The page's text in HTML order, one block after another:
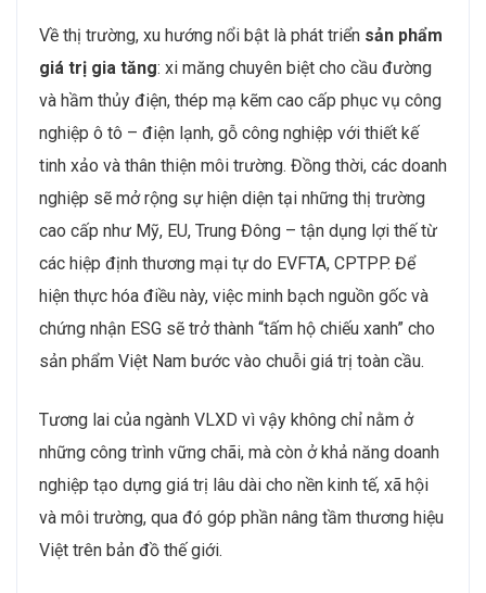
Về thị trường, xu hướng nổi bật là phát triển sản phẩm
giá trị gia tăng: xi măng chuyên biệt cho cầu đường
và hầm thủy điện, thép mạ kẽm cao cấp phục vụ công
nghiệp ô tô – điện lạnh, gỗ công nghiệp với thiết kế
tinh xảo và thân thiện môi trường. Đồng thời, các doanh
nghiệp sẽ mở rộng sự hiện diện tại những thị trường
cao cấp như Mỹ, EU, Trung Đông – tận dụng lợi thế từ
các hiệp định thương mại tự do EVFTA, CPTPP. Để
hiện thực hóa điều này, việc minh bạch nguồn gốc và
chứng nhận ESG sẽ trở thành “tấm hộ chiếu xanh” cho
sản phẩm Việt Nam bước vào chuỗi giá trị toàn cầu.
Tương lai của ngành VLXD vì vậy không chỉ nằm ở
những công trình vững chãi, mà còn ở khả năng doanh
nghiệp tạo dựng giá trị lâu dài cho nền kinh tế, xã hội
và môi trường, qua đó góp phần nâng tầm thương hiệu
Việt trên bản đồ thế giới.